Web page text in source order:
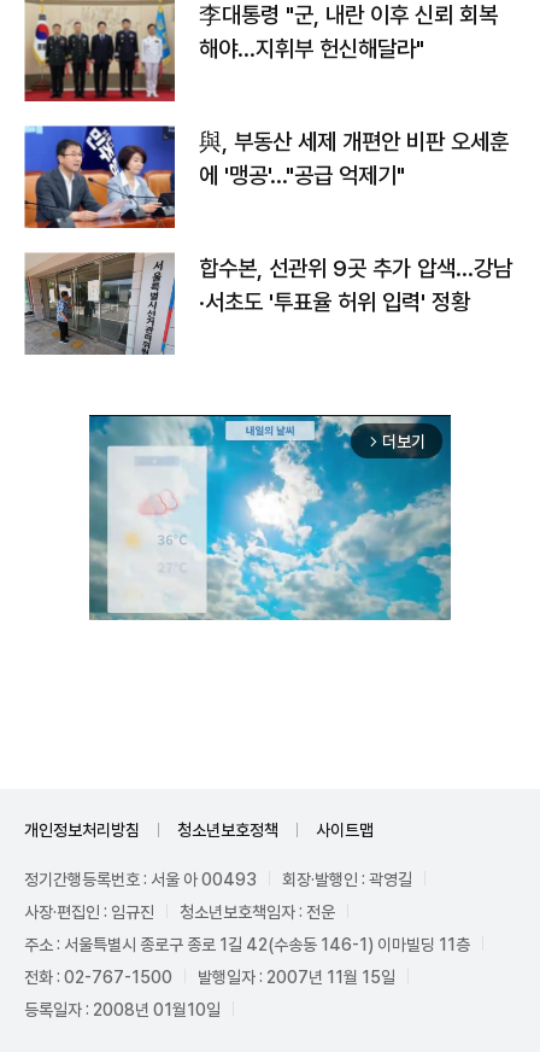
李대통령 "군, 내란 이후 신뢰 회복
해야…지휘부 헌신해달라"
與, 부동산 세제 개편안 비판 오세훈
에 '맹공'…"공급 억제기"
합수본, 선관위 9곳 추가 압색…강남
·서초도 '투표율 허위 입력' 정황
arrow_forward_ios 더보기
개인정보처리방침 청소년보호정책 사이트맵
정기간행등록번호 : 서울 아 00493
회장·발행인 : 곽영길
사장·편집인 : 임규진
청소년보호책임자 : 전운
주소 : 서울특별시 종로구 종로 1길 42(수송동 146-1) 이마빌딩 11층
전화 : 02-767-1500
발행일자 : 2007년 11월 15일
등록일자 : 2008년 01월10일